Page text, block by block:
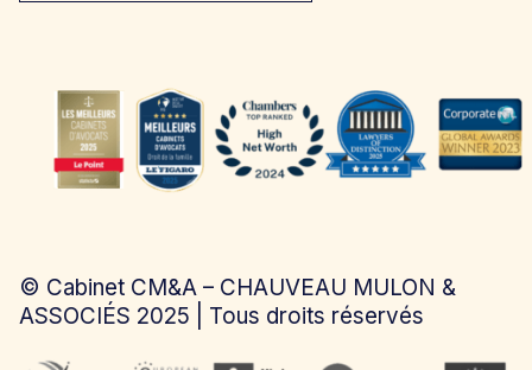
© Cabinet CM&A – CHAUVEAU MULON &
ASSOCIÉS 2025 | Tous droits réservés